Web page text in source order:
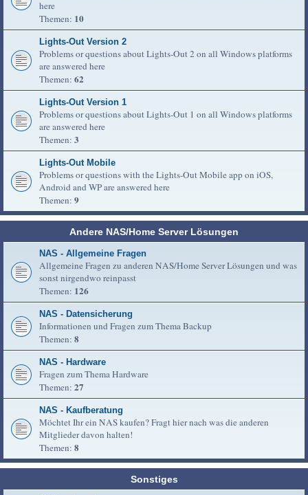
here
Themen: 10
Lights-Out Version 2
Problems or questions about Lights-Out 2 on all Windows platforms
are answered here
Themen: 62
Lights-Out Version 1
Problems or questions about Lights-Out 1 on all Windows platforms
are answered here
Themen: 3
Lights-Out Mobile
Problems or questions with the Lights-Out Mobile app on iOS,
Android and WP are answered here
Themen: 9
Andere NAS/Home Server Lösungen
NAS - Allgemeine Fragen
Allgemeine Fragen zu anderen NAS/Home Server Lösungen und was
sonst nirgendwo reinpasst
Themen: 126
NAS - Datensicherung
Informationen und Fragen zum Thema Backup
Themen: 8
NAS - Hardware
Fragen zum Thema Hardware
Themen: 27
NAS - Kaufberatung
Möchtet Ihr ein NAS kaufen? Fragt hier nach was die anderen
Mitglieder davon halten!
Themen: 8
Sonstiges